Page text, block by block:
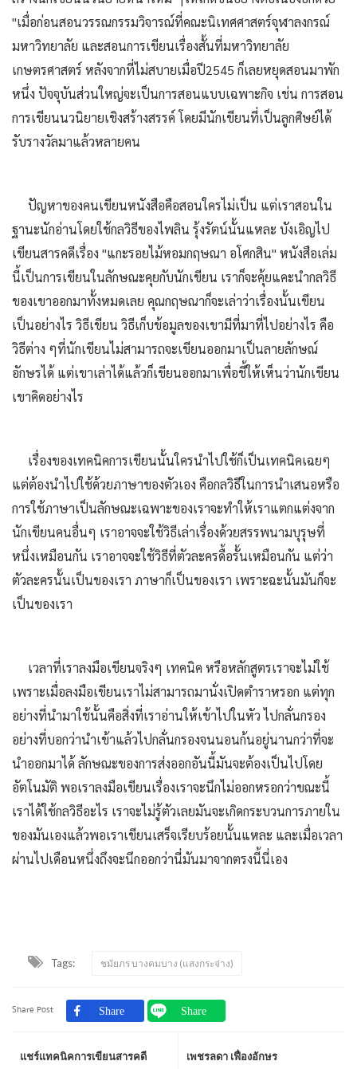
"เมื่อก่อนสอนวรรณกรรมวิจารณ์ที่คณะนิเทศศาสตร์จุฬาลงกรณ์
มหาวิทยาลัย และสอนการเขียนเรื่องสั้นที่มหาวิทยาลัย
เกษตรศาสตร์ หลังจากที่ไม่สบายเมื่อปี2545 ก็เลยหยุดสอนมาพัก
หนึ่ง ปัจจุบันส่วนใหญ่จะเป็นการสอนแบบเฉพาะกิจ เช่น การสอน
การเขียนนวนิยายเชิงสร้างสรรค์ โดยมีนักเขียนที่เป็นลูกศิษย์ได้
รับรางวัลมาแล้วหลายคน
ปัญหาของคนเขียนหนังสือคือสอนใครไม่เป็น แต่เราสอนใน
ฐานะนักอ่านโดยใช้กลวิธีของไพลิน รุ้งรัตน์นั้นแหละ บังเอิญไป
เขียนสารคดีเรื่อง "แกะรอยไม้หอมกฤษณา อโศกสิน" หนังสือเล่ม
นี้เป็นการเขียนในลักษณะคุยกับนักเขียน เราก็จะคุ้ยแคะนำกลวิธี
ของเขาออกมาทั้งหมดเลย คุณกฤษณาก็จะเล่าว่าเรื่องนั้นเขียน
เป็นอย่างไร วิธีเขียน วิธีเก็บข้อมูลของเขามีที่มาที่ไปอย่างไร คือ
วิธีต่าง ๆที่นักเขียนไม่สามารถจะเขียนออกมาเป็นลายลักษณ์
อักษรได้ แต่เขาเล่าได้แล้วก็เขียนออกมาเพื่อชี้ให้เห็นว่านักเขียน
เขาคิดอย่างไร
เรื่องของเทคนิคการเขียนนั้นใครนำไปใช้ก็เป็นเทคนิคเฉยๆ
แต่ต้องนำไปใช้ด้วยภาษาของตัวเอง คือกลวิธีในการนำเสนอหรือ
การใช้ภาษาเป็นลักษณะเฉพาะของเราจะทำให้เราแตกแต่งจาก
นักเขียนคนอื่นๆ เราอาจจะใช้วิธีเล่าเรื่องด้วยสรรพนามบุรุษที่
หนึ่งเหมือนกัน เราอาจจะใช้วิธีที่ตัวละครดื้อรั้นเหมือนกัน แต่ว่า
ตัวละครนั้นเป็นของเรา ภาษาก็เป็นของเรา เพราะฉะนั้นมันก็จะ
เป็นของเรา
เวลาที่เราลงมือเขียนจริงๆ เทคนิค หรือหลักสูตรเราจะไม่ใช้
เพราะเมื่อลงมือเขียนเราไม่สามารถมานั่งเปิดตำราหรอก แต่ทุก
อย่างที่นำมาใช้นั้นคือสิ่งที่เราอ่านให้เข้าไปในหัว ไปกลั่นกรอง
อย่างที่บอกว่านำเข้าแล้วไปกลั่นกรองจนนอนก้นอยู่นานกว่าที่จะ
นำออกมาได้ ลักษณะของการส่งออกอันนี้มันจะต้องเป็นไปโดย
อัตโนมัติ พอเราลงมือเขียนเรื่องเราจะนึกไม่ออกหรอกว่าขณะนี้
เราได้ใช้กลวิธีอะไร เราจะไม่รู้ตัวเลยมันจะเกิดกระบวนการภายใน
ของมันเองแล้วพอเราเขียนเสร็จเรียบร้อยนั้นแหละ และเมื่อเวลา
ผ่านไปเดือนหนึ่งถึงจะนึกออกว่านี่มันมาจากตรงนี้นี่เอง
Tags: ชมัยภร บางคมบาง (แสงกระจ่าง)
Share Post
แชร์แทคนิคการเขียนสารคดี เพชรลดา เฟื่องอักษร